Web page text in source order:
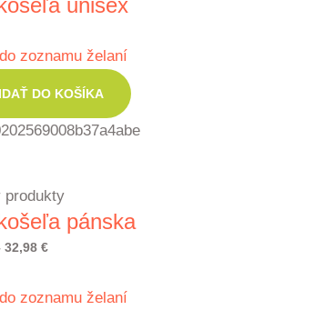
zoznamu želaní
DO KOŠÍKA
produkty
pánska
32,98 €Price
0,00 €
zoznamu želaní